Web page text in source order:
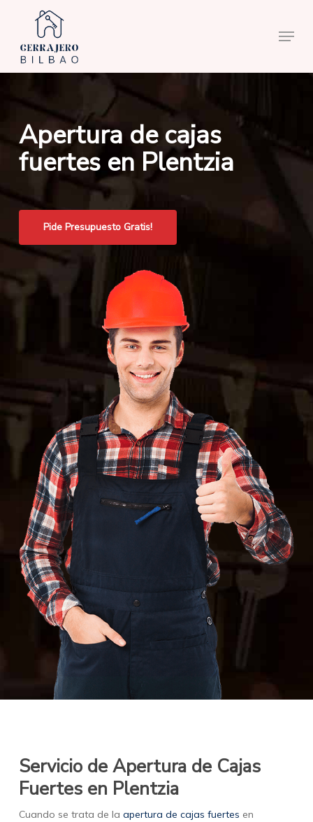
main
content
Menu
Apertura de cajas
fuertes en Plentzia
Pide Presupuesto Gratis!
Servicio de Apertura de Cajas
Fuertes en Plentzia
Cuando se trata de la apertura de cajas fuertes en